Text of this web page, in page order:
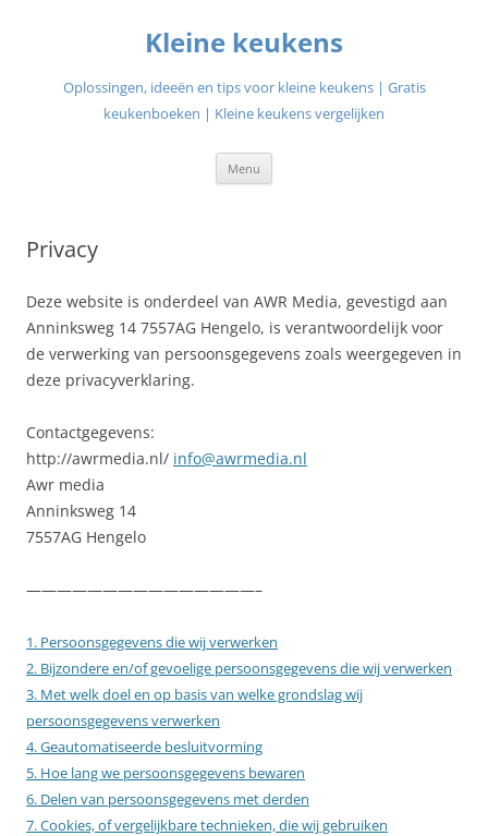
Kleine keukens
Oplossingen, ideeën en tips voor kleine keukens | Gratis
keukenboeken | Kleine keukens vergelijken
Menu
Privacy
Deze website is onderdeel van AWR Media, gevestigd aan
Anninksweg 14 7557AG Hengelo, is verantwoordelijk voor
de verwerking van persoonsgegevens zoals weergegeven in
deze privacyverklaring.
Contactgegevens:
http://awrmedia.nl/ info@awrmedia.nl
Awr media
Anninksweg 14
7557AG Hengelo
———————————————–
1. Persoonsgegevens die wij verwerken
2. Bijzondere en/of gevoelige persoonsgegevens die wij verwerken
3. Met welk doel en op basis van welke grondslag wij
persoonsgegevens verwerken
4. Geautomatiseerde besluitvorming
5. Hoe lang we persoonsgegevens bewaren
6. Delen van persoonsgegevens met derden
7. Cookies, of vergelijkbare technieken, die wij gebruiken